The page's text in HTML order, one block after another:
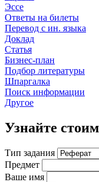
Эссе
Ответы на билеты
Перевод с ин. языка
Доклад
Статья
Бизнес-план
Подбор литературы
Шпаргалка
Поиск информации
Другое
Узнайте
Тип задания
Предмет
Ваше имя